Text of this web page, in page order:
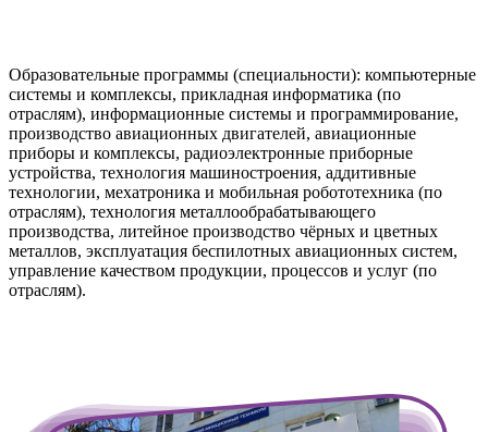
Образовательные программы (специальности): компьютерные
системы и комплексы, прикладная информатика (по
отраслям), информационные системы и программирование,
производство авиационных двигателей, авиационные
приборы и комплексы, радиоэлектронные приборные
устройства, технология машиностроения, аддитивные
технологии, мехатроника и мобильная робототехника (по
отраслям), технология металлообрабатывающего
производства, литейное производство чёрных и цветных
металлов, эксплуатация беспилотных авиационных систем,
управление качеством продукции, процессов и услуг (по
отраслям).